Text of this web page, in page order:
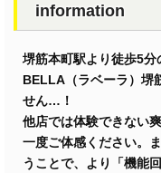
information
堺筋本町駅より徒歩5
BELLA（ラベーラ）堺
せん…！
他店では体験できない
一度ご体感ください。
うことで、より「機能